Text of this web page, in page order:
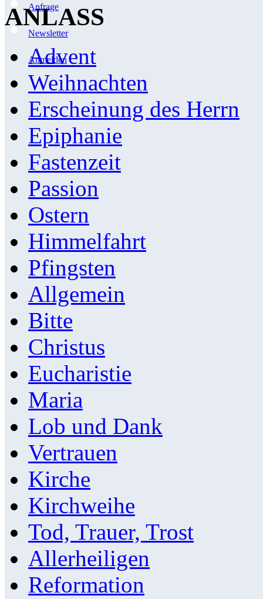
Anfrage
Newsletter
Anmelden
ANLASS
Advent
Weihnachten
Erscheinung des Herrn
Epiphanie
Fastenzeit
Passion
Ostern
Himmelfahrt
Pfingsten
Allgemein
Bitte
Christus
Eucharistie
Maria
Lob und Dank
Vertrauen
Kirche
Kirchweihe
Tod, Trauer, Trost
Allerheiligen
Reformation